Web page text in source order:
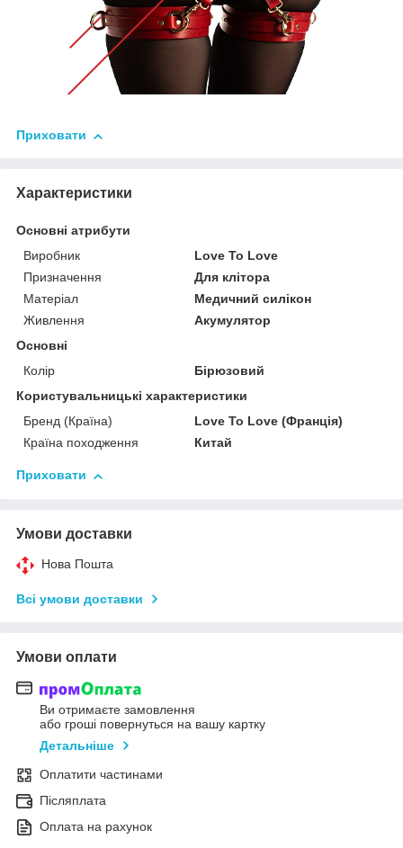
Приховати
Характеристики
Основні атрибути
Виробник
Love To Love
Призначення
Для клітора
Матеріал
Медичний силікон
Живлення
Акумулятор
Основні
Колір
Бірюзовий
Користувальницькі характеристики
Бренд (Країна)
Love To Love (Франція)
Країна походження
Китай
Приховати
Умови доставки
Нова Пошта
Всі умови доставки
Умови оплати
Ви отримаєте замовлення
або гроші повернуться на вашу картку
Детальніше
Оплатити частинами
Післяплата
Оплата на рахунок